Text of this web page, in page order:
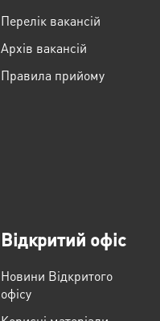
Перелік вакансій
Архів вакансій
Правила прийому
Відкритий офіс
Новини Відкритого
офісу